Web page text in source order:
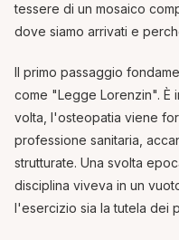
tessere di un mosaico
dove siamo arrivati e
Il primo passaggio
come "Legge Lorenzin". È
volta, l'osteopatia viene
professione sanitaria,
strutturate. Una svolta
disciplina viveva in un
l'esercizio sia la tutela dei